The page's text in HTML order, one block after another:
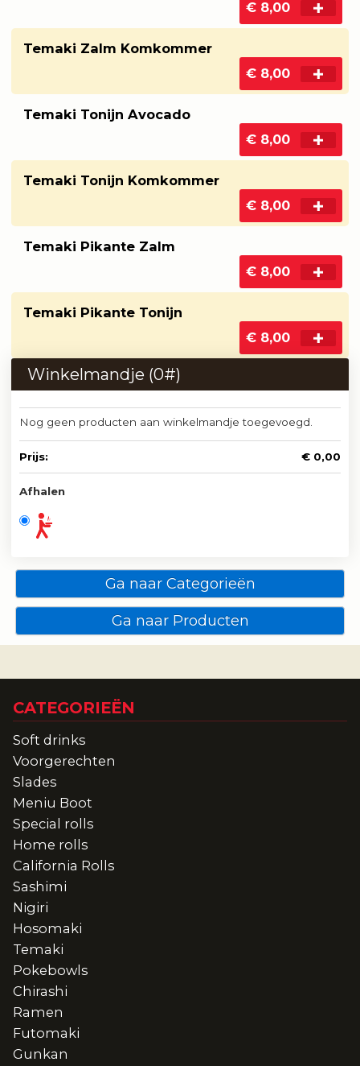
€ 8,00
Temaki Zalm Komkommer
€ 8,00
Temaki Tonijn Avocado
€ 8,00
Temaki Tonijn Komkommer
€ 8,00
Temaki Pikante Zalm
€ 8,00
Temaki Pikante Tonijn
€ 8,00
Winkelmandje (0#)
Nog geen producten aan winkelmandje toegevoegd.
Prijs: € 0,00
Afhalen
Ga naar Categorieën
Ga naar Producten
CATEGORIEËN
Soft drinks
Voorgerechten
Slades
Meniu Boot
Special rolls
Home rolls
California Rolls
Sashimi
Nigiri
Hosomaki
Temaki
Pokebowls
Chirashi
Ramen
Futomaki
Gunkan